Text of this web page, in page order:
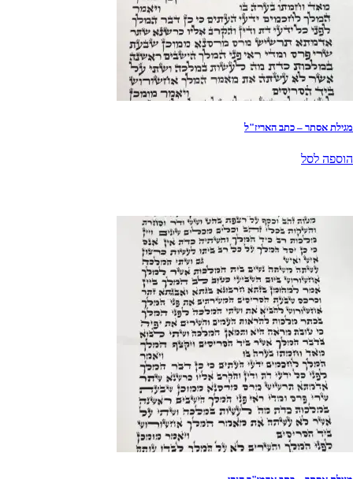
מגילת אסתר – כתב האריז"ל
הוספה לסל